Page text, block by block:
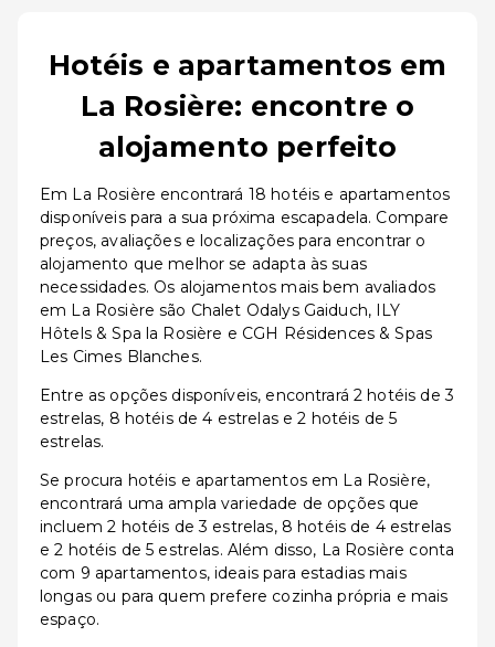
Hotéis e apartamentos em
La Rosière: encontre o
alojamento perfeito
Em La Rosière encontrará 18 hotéis e apartamentos
disponíveis para a sua próxima escapadela. Compare
preços, avaliações e localizações para encontrar o
alojamento que melhor se adapta às suas
necessidades. Os alojamentos mais bem avaliados
em La Rosière são Chalet Odalys Gaiduch, ILY
Hôtels & Spa la Rosière e CGH Résidences & Spas
Les Cimes Blanches.
Entre as opções disponíveis, encontrará 2 hotéis de 3
estrelas, 8 hotéis de 4 estrelas e 2 hotéis de 5
estrelas.
Se procura hotéis e apartamentos em La Rosière,
encontrará uma ampla variedade de opções que
incluem 2 hotéis de 3 estrelas, 8 hotéis de 4 estrelas
e 2 hotéis de 5 estrelas. Além disso, La Rosière conta
com 9 apartamentos, ideais para estadias mais
longas ou para quem prefere cozinha própria e mais
espaço.